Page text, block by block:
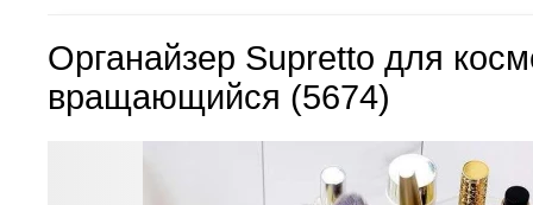
Органайзер Supretto для
вращающийся (5674)